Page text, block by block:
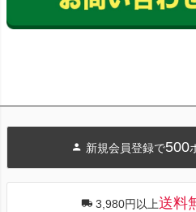
新規会員登録で500
3,980円以上送料